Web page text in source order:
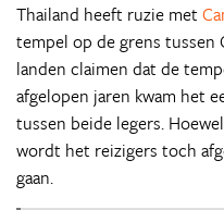
Thailand heeft ruzie met
tempel op de grens tussen
landen claimen dat de
afgelopen jaren kwam het
tussen beide legers.
wordt het reizigers toch
gaan.